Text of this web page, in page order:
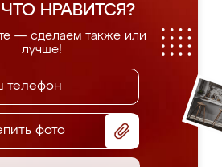
ЧТО НРАВИТСЯ?
— сделаем также или
лучше!
фото